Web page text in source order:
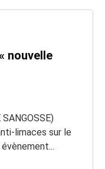
nouvelle
limaces sur le